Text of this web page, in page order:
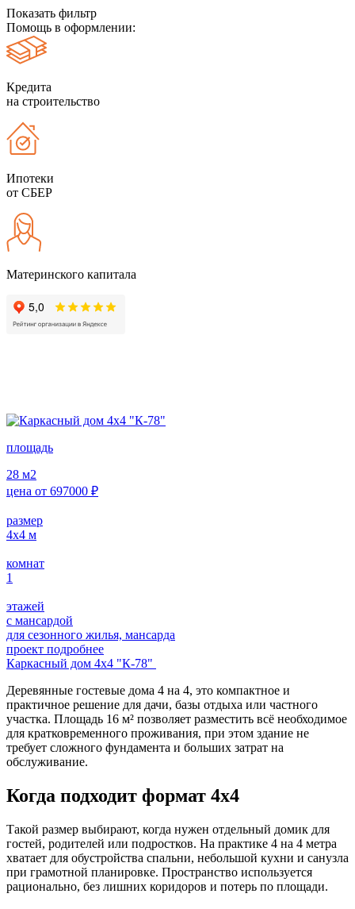
Показать фильтр
Помощь в оформлении:
Кредита
на строительство
Ипотеки
от СБЕР
Материнского капитала
площадь
28 м2
цена от 697000 ₽
размер
4х4 м
комнат
1
этажей
с мансардой
для сезонного жилья, мансарда
проект подробнее
Каркасный дом 4х4 "К-78"
Деревянные гостевые дома 4 на 4, это компактное и
практичное решение для дачи, базы отдыха или частного
участка. Площадь 16 м² позволяет разместить всё необходимое
для кратковременного проживания, при этом здание не
требует сложного фундамента и больших затрат на
обслуживание.
Когда подходит формат 4х4
Такой размер выбирают, когда нужен отдельный домик для
гостей, родителей или подростков. На практике 4 на 4 метра
хватает для обустройства спальни, небольшой кухни и санузла
при грамотной планировке. Пространство используется
рационально, без лишних коридоров и потерь по площади.